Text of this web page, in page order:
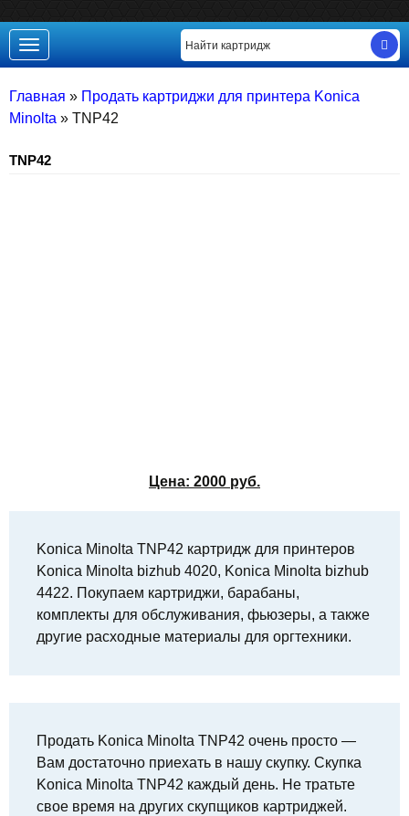
Toggle
navigation
Главная » Продать картриджи для принтера Konica
Minolta » TNP42
TNP42
Цена: 2000 руб.
Konica Minolta TNP42 картридж для принтеров
Konica Minolta bizhub 4020, Konica Minolta bizhub
4422. Покупаем картриджи, барабаны,
комплекты для обслуживания, фьюзеры, а также
другие расходные материалы для оргтехники.
Продать Konica Minolta TNP42 очень просто —
Вам достаточно приехать в нашу скупку. Скупка
Konica Minolta TNP42 каждый день. Не тратьте
свое время на других скупщиков картриджей.